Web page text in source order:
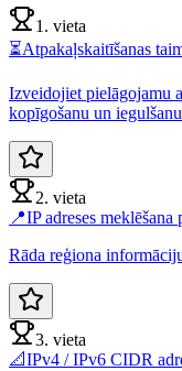
1. vieta
⏳Atpakaļskaitīšanas
Izveidojiet pielāgojamu
kopīgošanu un iegulšanu
2. vieta
📍IP adreses meklēšana
Rāda reģiona
3. vieta
📐IPv4 / IPv6 CIDR